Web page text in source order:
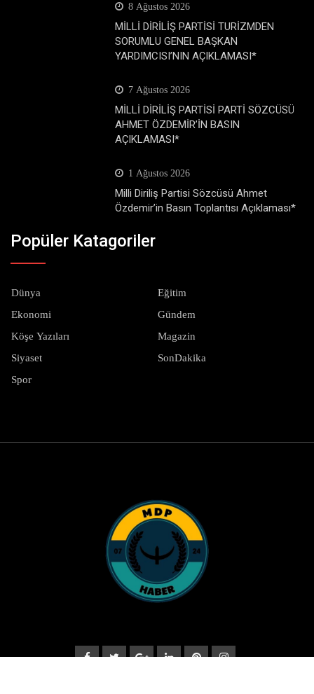
8 Ağustos 2026
MİLLİ DİRİLİŞ PARTİSİ TURİZMDEN
SORUMLU GENEL BAŞKAN
YARDIMCISI’NIN AÇIKLAMASI*
7 Ağustos 2026
MİLLİ DİRİLİŞ PARTİSİ PARTİ SÖZCÜSÜ
AHMET ÖZDEMİR’İN BASIN
AÇIKLAMASI*
1 Ağustos 2026
Milli Diriliş Partisi Sözcüsü Ahmet
Özdemir’in Basın Toplantısı Açıklaması*
Popüler Katagoriler
Dünya Eğitim
Ekonomi Gündem
Köşe Yazıları Magazin
Siyaset SonDakika
Spor